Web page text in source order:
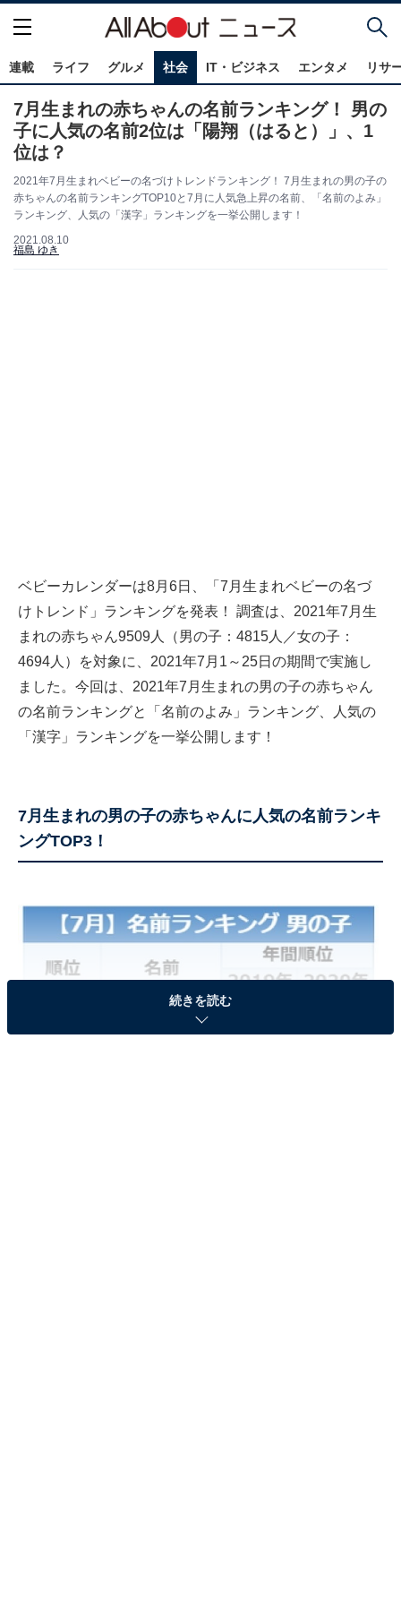
連載 ライフ グルメ 社会 IT・ビジネス エンタメ リサ
7月生まれの赤ちゃんの名前ランキング！ 男の
子に人気の名前2位は「陽翔（はると）」、1
位は？
2021年7月生まれベビーの名づけトレンドランキング！ 7月生まれの男の子の
赤ちゃんの名前ランキングTOP10と7月に人気急上昇の名前、「名前のよみ」
ランキング、人気の「漢字」ランキングを一挙公開します！
2021.08.10
福島 ゆき
ベビーカレンダーは8月6日、「7月生まれベビーの名づ
けトレンド」ランキングを発表！ 調査は、2021年7月生
まれの赤ちゃん9509人（男の子：4815人／女の子：
4694人）を対象に、2021年7月1～25日の期間で実施し
ました。今回は、2021年7月生まれの男の子の赤ちゃん
の名前ランキングと「名前のよみ」ランキング、人気の
「漢字」ランキングを一挙公開します！
7月生まれの男の子の赤ちゃんに人気の名前ランキ
ングTOP3！
続きを読む